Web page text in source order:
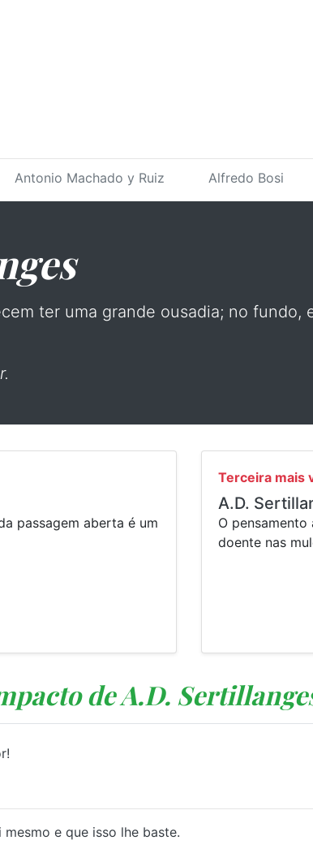
Antonio Machado y Ruiz Alfredo Bosi
ter uma grande ousadia; no fundo,
passagem aberta é um
Terceira mais
A.D.
⁠O
doente nas
de A.D.
e que isso lhe baste.